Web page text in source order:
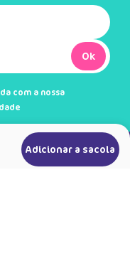
Adicionar a sacola
Ok
com a nossa